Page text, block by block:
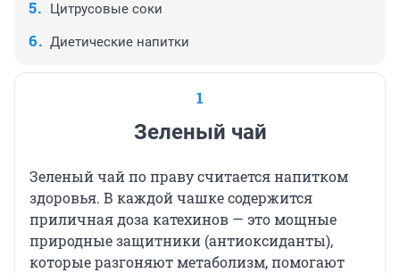
Цитрусовые соки
Диетические напитки
1
Зеленый чай
Зеленый чай по праву считается напитком
здоровья. В каждой чашке содержится
приличная доза катехинов — это мощные
природные защитники (антиоксиданты),
которые разгоняют метаболизм, помогают